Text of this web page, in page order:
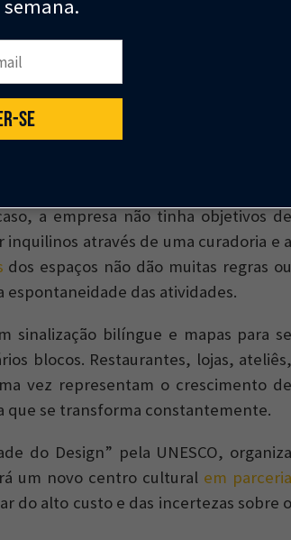
o
iniciativa centralizada do grupo estatal
a empresa não tinha objetivos de
através de uma curadoria e a
dos espaços não dão muitas regras ou
espontaneidade das atividades.
sinalização bilíngue e mapas para se
blocos. Restaurantes, lojas, ateliês,
vez representam o crescimento de
que se transforma constantemente.
do Design” pela UNESCO, organiza
um novo centro cultural em parceria
do alto custo e das incertezas sobre o
SE